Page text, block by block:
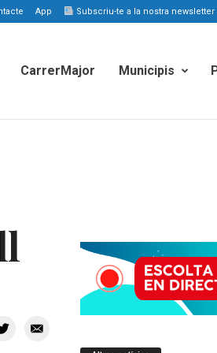
App Subscriu-te a la nostra newsletter
CarrerMajor Municipis